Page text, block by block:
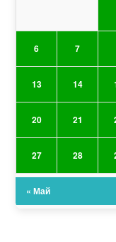
6 7
13 14
20 21
27 28
« Май